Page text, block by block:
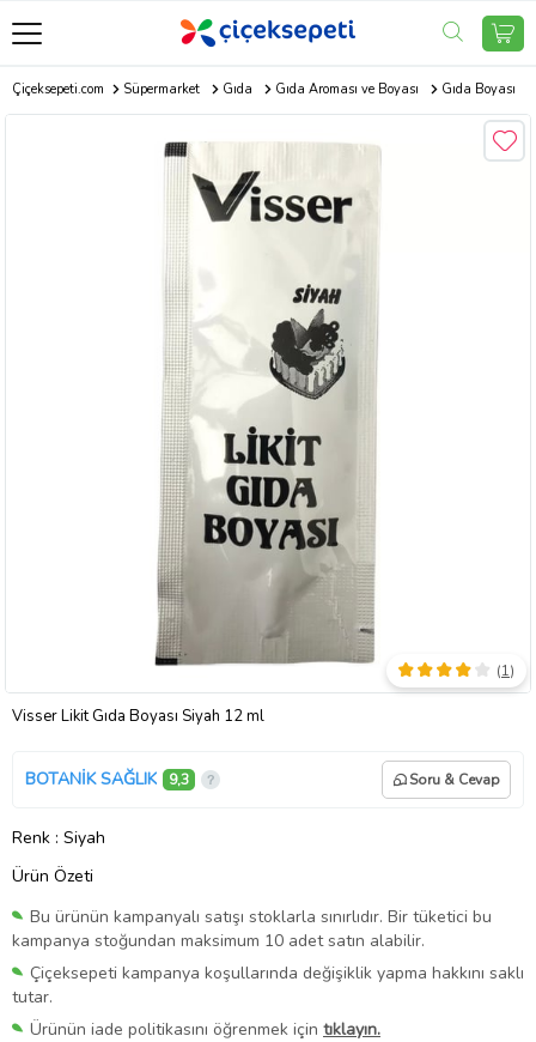
Çiçeksepeti.com Süpermarket Gıda Gıda Aroması ve Boyası Gıda Boyası
Visser Likit Gıda Boyası Siyah 12 ml
(1)
BOTANİK SAĞLIK 9,3 Soru & Cevap
Renk : Siyah
Ürün Özeti
Bu ürünün kampanyalı satışı stoklarla sınırlıdır. Bir tüketici bu
kampanya stoğundan maksimum 10 adet satın alabilir.
Çiçeksepeti kampanya koşullarında değişiklik yapma hakkını saklı
tutar.
Ürünün iade politikasını öğrenmek için tıklayın.